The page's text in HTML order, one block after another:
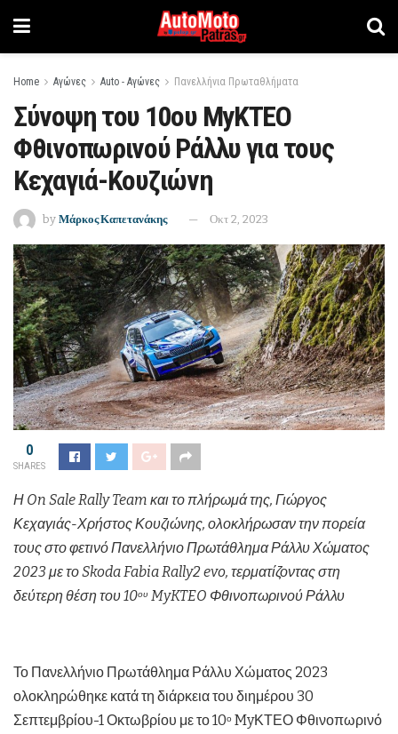
Home Αγώνες Auto - Αγώνες Πανελλήνια Πρωταθλήματα
Σύνοψη του 10ου MyKTEO
Φθινοπωρινού Ράλλυ για τους
Κεχαγιά-Κουζιώνη
by Μάρκος Καπετανάκης Οκτ 2, 2023
0
SHARES
Η On Sale Rally Team και το πλήρωμά της, Γιώργος
Κεχαγιάς-Χρήστος Κουζιώνης, ολοκλήρωσαν την πορεία
τους στο φετινό Πανελλήνιο Πρωτάθλημα Ράλλυ Χώματος
2023 με το Skoda Fabia Rally2 evo, τερματίζοντας στη
δεύτερη θέση του 10ου MyKTEO Φθινοπωρινού Ράλλυ
Το Πανελλήνιο Πρωτάθλημα Ράλλυ Χώματος 2023
ολοκληρώθηκε κατά τη διάρκεια του διημέρου 30
Σεπτεμβρίου-1 Οκτωβρίου με το 10ο MyΚΤΕΟ Φθινοπωρινό